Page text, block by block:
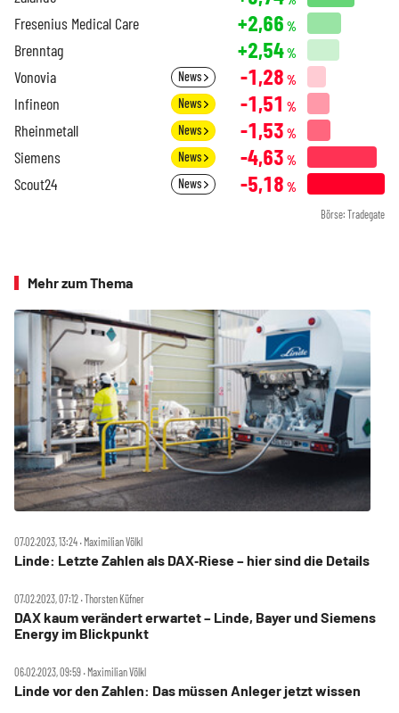
Fresenius Medical Care +2,66 %
Brenntag +2,54%
Vonovia News -1,28 %
Infineon News -1,51 %
Rheinmetall News -1,53 %
Siemens News -4,63 %
Scout24 News -5,18 %
Börse: Tradegate
Mehr zum Thema
07.02.2023, 13:24 ‧ Maximilian Völkl
Linde: Letzte Zahlen als DAX‑Riese – hier sind die Details
07.02.2023, 07:12 ‧ Thorsten Küfner
DAX kaum verändert erwartet – Linde, Bayer und Siemens
Energy im Blickpunkt
06.02.2023, 09:59 ‧ Maximilian Völkl
Linde vor den Zahlen: Das müssen Anleger jetzt wissen